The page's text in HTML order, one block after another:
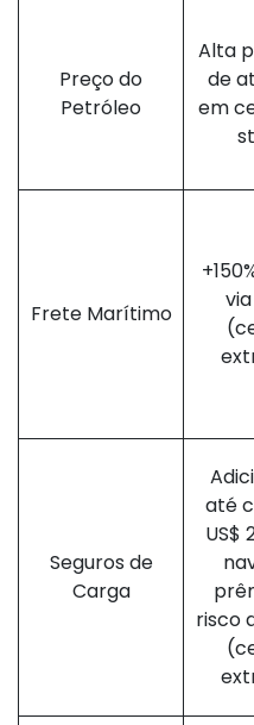
Preço do
Petróleo
Alta
de
em
Frete Marítimo
Seguros de
Carga
até
US$
risco